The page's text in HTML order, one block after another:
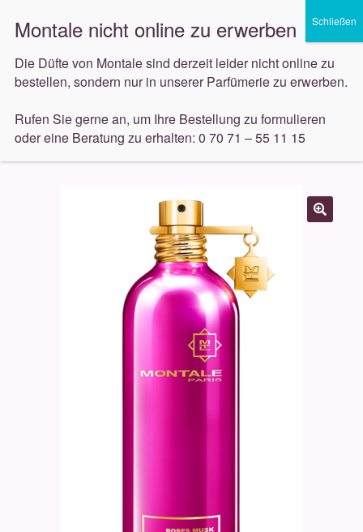
Zur
Navigation
Zum
Inhalt
Menü
Düfte
Pflege
öffnen
Start Düfte Montale Montale Roses Musk 100ml
Die Düfte von Montale sind derzeit leider nicht online zu
bestellen, sondern nur in unserer Parfümerie zu erwerben.
Rufen Sie gerne an, um Ihre Bestellung zu formulieren
oder eine Beratung zu erhalten: 0 70 71 – 55 11 15